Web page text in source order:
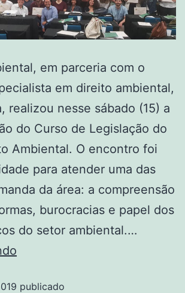
em parceria com o
em direito ambiental,
realizou nesse sábado (15) a
do Curso de Legislação do
Ambiental. O encontro foi
para atender uma das
da área: a compreensão
burocracias e papel dos
do setor ambiental.…
publicado